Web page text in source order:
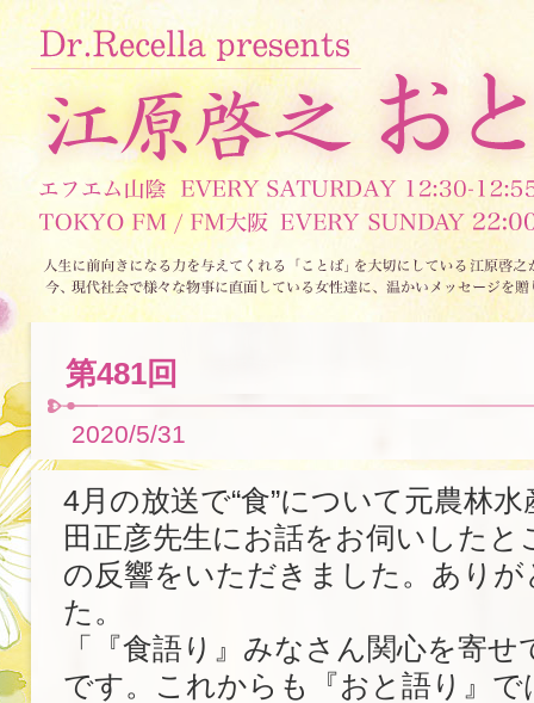
第481回
2020/5/31
4月の放送で“食”について元農林
田正彦先生にお話をお伺いしたと
の反響をいただきました。あり
た。
「『食語り』みなさん関心を寄
です。これからも『おと語り』で